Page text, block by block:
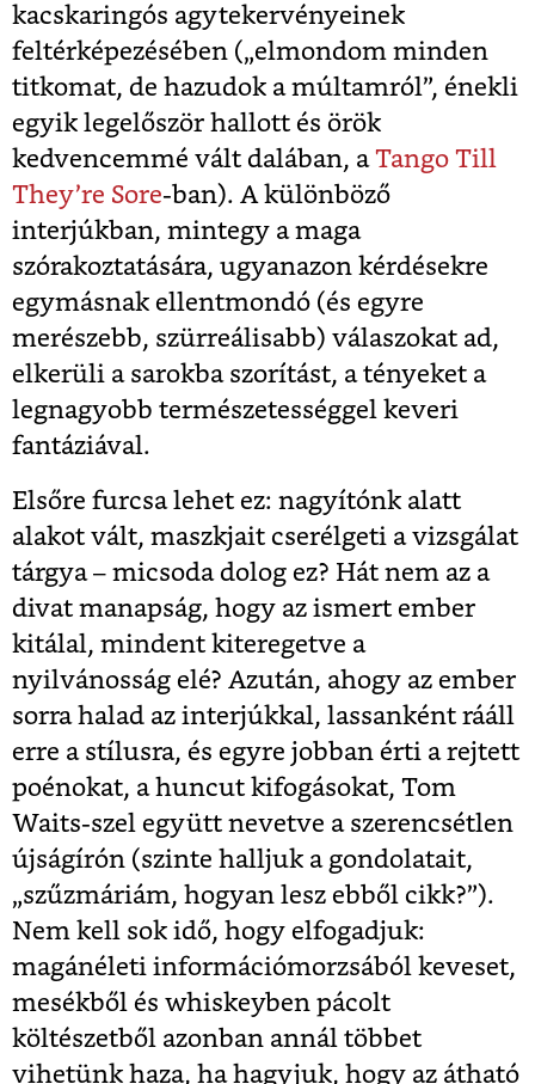
kacskaringós agytekervényeinek
feltérképezésében („elmondom minden
titkomat, de hazudok a múltamról”, énekli
egyik legelőször hallott és örök
kedvencemmé vált dalában, aTango Till
They’re Sore-ban). A különböző
interjúkban, mintegy a maga
szórakoztatására, ugyanazon kérdésekre
egymásnak ellentmondó (és egyre
merészebb, szürreálisabb) válaszokat ad,
elkerüli a sarokba szorítást, a tényeket a
legnagyobb természetességgel keveri
fantáziával.
Elsőre furcsa lehet ez: nagyítónk alatt
alakot vált, maszkjait cserélgeti a vizsgálat
tárgya – micsoda dolog ez? Hát nem az a
divat manapság, hogy az ismert ember
kitálal, mindent kiteregetve a
nyilvánosság elé? Azután, ahogy az ember
sorra halad az interjúkkal, lassanként rááll
erre a stílusra, és egyre jobban érti a rejtett
poénokat, a huncut kifogásokat, Tom
Waits-szel együtt nevetve a szerencsétlen
újságírón (szinte halljuk a gondolatait,
„szűzmáriám, hogyan lesz ebből cikk?”).
Nem kell sok idő, hogy elfogadjuk:
magánéleti információmorzsából keveset,
mesékből és whiskeyben pácolt
költészetből azonban annál többet
vihetünk haza, ha hagyjuk, hogy az átható